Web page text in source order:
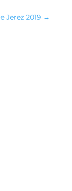
Jerez 2019 →